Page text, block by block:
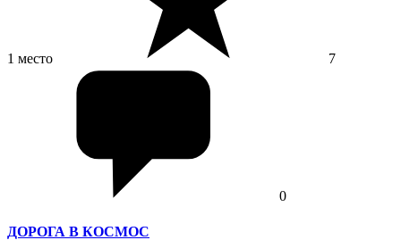
1 место 7
0
ДОРОГА В КОСМОС